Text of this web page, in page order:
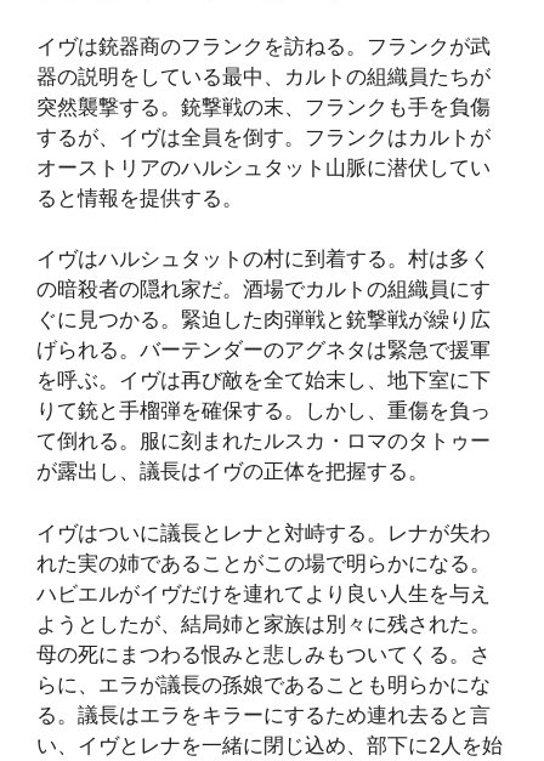
イヴは銃器商のフランクを訪ねる。フランクが武
器の説明をしている最中、カルトの組織員たちが
突然襲撃する。銃撃戦の末、フランクも手を負傷
するが、イヴは全員を倒す。フランクはカルトが
オーストリアのハルシュタット山脈に潜伏してい
ると情報を提供する。
イヴはハルシュタットの村に到着する。村は多く
の暗殺者の隠れ家だ。酒場でカルトの組織員にす
ぐに見つかる。緊迫した肉弾戦と銃撃戦が繰り広
げられる。バーテンダーのアグネタは緊急で援軍
を呼ぶ。イヴは再び敵を全て始末し、地下室に下
りて銃と手榴弾を確保する。しかし、重傷を負っ
て倒れる。服に刻まれたルスカ・ロマのタトゥー
が露出し、議長はイヴの正体を把握する。
イヴはついに議長とレナと対峙する。レナが失わ
れた実の姉であることがこの場で明らかになる。
ハビエルがイヴだけを連れてより良い人生を与え
ようとしたが、結局姉と家族は別々に残された。
母の死にまつわる恨みと悲しみもついてくる。さ
らに、エラが議長の孫娘であることも明らかにな
る。議長はエラをキラーにするため連れ去ると言
い、イヴとレナを一緒に閉じ込め、部下に2人を始